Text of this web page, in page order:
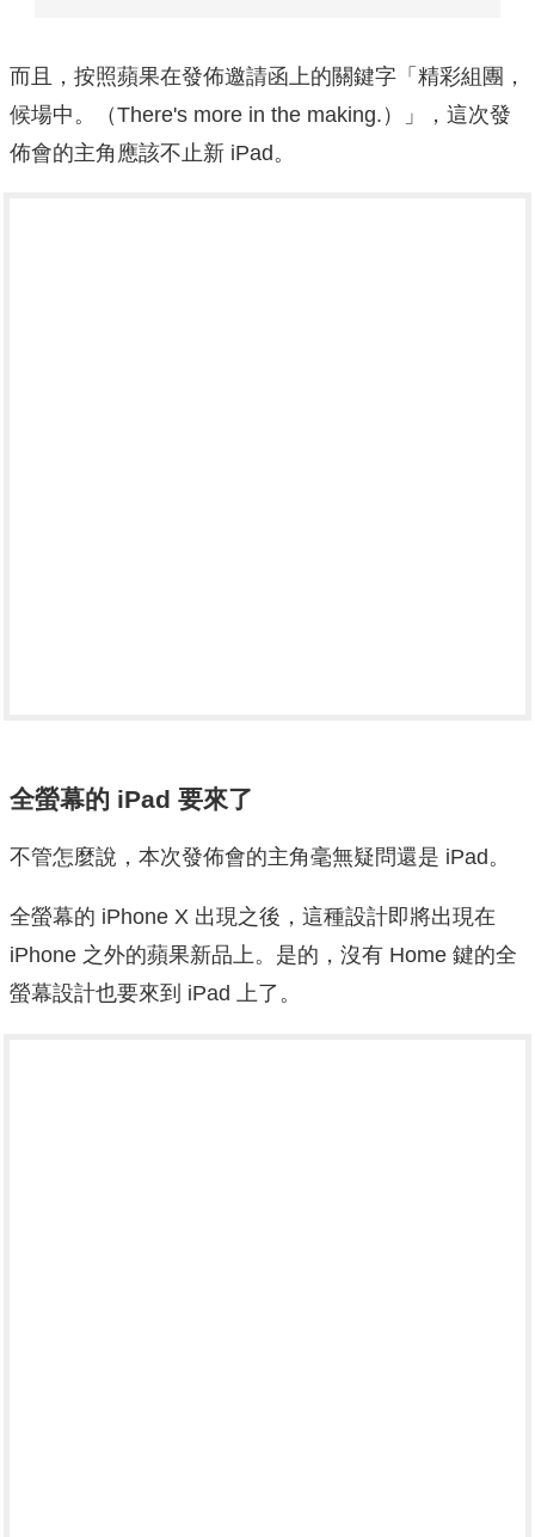
而且，按照蘋果在發佈邀請函上的關鍵字「精彩組團，
候場中。（There's more in the making.）」，這次發
佈會的主角應該不止新 iPad。
全螢幕的 iPad 要來了
不管怎麼說，本次發佈會的主角毫無疑問還是 iPad。
全螢幕的 iPhone X 出現之後，這種設計即將出現在
iPhone 之外的蘋果新品上。是的，沒有 Home 鍵的全
螢幕設計也要來到 iPad 上了。